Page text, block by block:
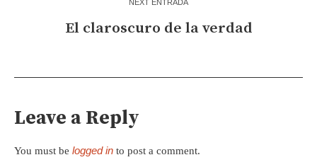
NEXT ENTRADA
El claroscuro de la verdad
Leave a Reply
You must be logged in to post a comment.